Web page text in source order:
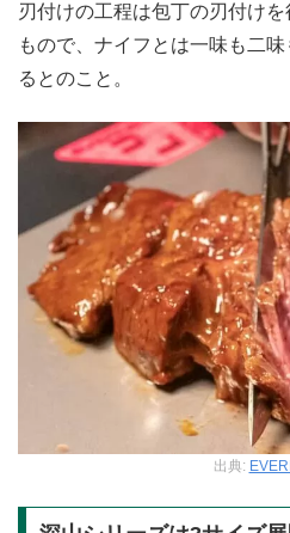
刃付けの工程は包丁の刃付け
もので、ナイフとは一味も二
るとのこと。
出典: